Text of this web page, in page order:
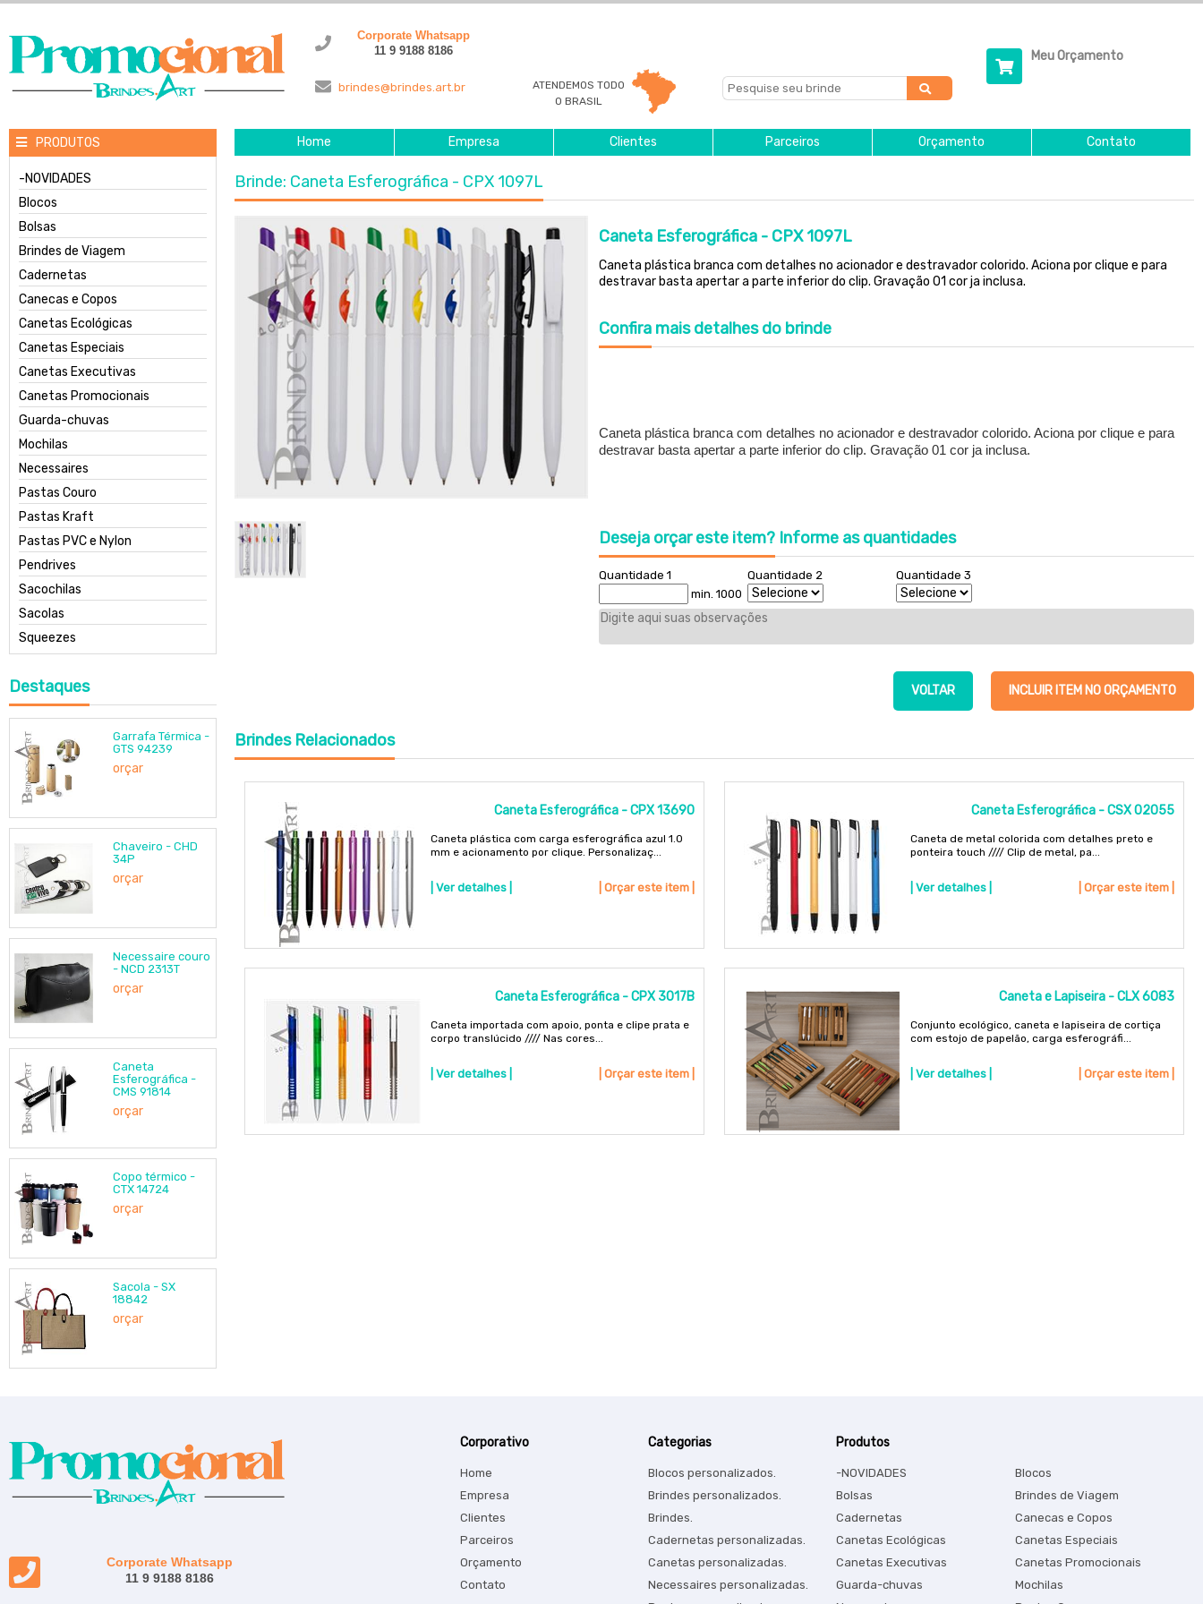
Corporate Whatsapp
11 9 9188 8186
brindes@brindes.art.br
ATENDEMOS TODO
O BRASIL
Meu Orçamento
PRODUTOS
-NOVIDADES
Blocos
Bolsas
Brindes de Viagem
Cadernetas
Canecas e Copos
Canetas Ecológicas
Canetas Especiais
Canetas Executivas
Canetas Promocionais
Guarda-chuvas
Mochilas
Necessaires
Pastas Couro
Pastas Kraft
Pastas PVC e Nylon
Pendrives
Sacochilas
Sacolas
Squeezes
Destaques
Garrafa Térmica -
GTS 94239
orçar
Chaveiro - CHD
34P
orçar
Necessaire couro
- NCD 2313T
orçar
Caneta
Esferográfica -
CMS 91814
orçar
Copo térmico -
CTX 14724
orçar
Sacola - SX
18842
orçar
Home Empresa Clientes Parceiros Orçamento Contato
Brinde: Caneta Esferográfica - CPX 1097L
Caneta Esferográfica - CPX 1097L
Caneta plástica branca com detalhes no acionador e destravador colorido. Aciona por clique e para
destravar basta apertar a parte inferior do clip. Gravação 01 cor ja inclusa.
Confiramais detalhes do brinde
Caneta plástica branca com detalhes no acionador e destravador colorido. Aciona por clique e para
destravar basta apertar a parte inferior do clip. Gravação 01 cor ja inclusa.
Deseja orçar este item?Informe as quantidades
Quantidade 1
min. 1000
Quantidade 2 Quantidade 3
INCLUIR ITEM NO ORÇAMENTO
VOLTAR
BrindesRelacionados
Caneta Esferográfica - CPX 13690
Caneta plástica com carga esferográfica azul 1.0
mm e acionamento por clique. Personalizaç...
| Ver detalhes | | Orçar este item |
Caneta Esferográfica - CSX 02055
Caneta de metal colorida com detalhes preto e
ponteira touch //// Clip de metal, pa...
| Ver detalhes | | Orçar este item |
Caneta Esferográfica - CPX 3017B
Caneta importada com apoio, ponta e clipe prata e
corpo translúcido //// Nas cores...
| Ver detalhes | | Orçar este item |
Caneta e Lapiseira - CLX 6083
Conjunto ecológico, caneta e lapiseira de cortiça
com estojo de papelão, carga esferográfi...
| Ver detalhes | | Orçar este item |
Corporate Whatsapp
11 9 9188 8186
Corporativo
Home
Empresa
Clientes
Parceiros
Orçamento
Contato
Categorias
Blocos personalizados.
Brindes personalizados.
Brindes.
Cadernetas personalizadas.
Canetas personalizadas.
Necessaires personalizadas.
Produtos
-NOVIDADES
Blocos
Bolsas
Brindes de Viagem
Cadernetas
Canecas e Copos
Canetas Ecológicas
Canetas Especiais
Canetas Executivas
Canetas Promocionais
Guarda-chuvas
Mochilas